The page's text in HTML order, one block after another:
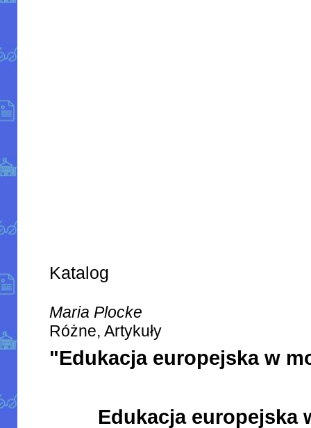
Katalog
Maria Plocke
Różne, Artykuły
"Edukacja europejska w
Edukacja europejska